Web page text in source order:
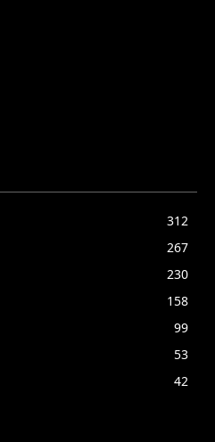
312
267
230
158
99
53
42